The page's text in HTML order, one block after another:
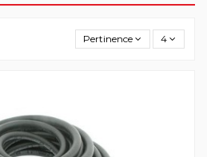
Pertinence 4